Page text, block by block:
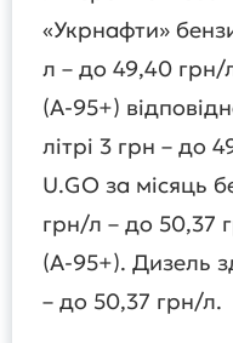
«Укрнафти»
л – до 49,40 грн/
(А-95+)
літрі 3 грн – до
U.GO за місяць
грн/л – до 50,37
(А-95+). Дизель
– до 50,37 грн/л.